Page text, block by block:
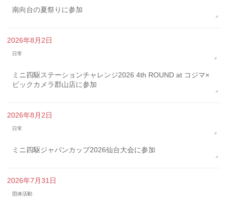
南向台の夏祭りに参加
2026年8月2日
日常
ミニ四駆ステーションチャレンジ2026 4th ROUND at コジマ×
ビックカメラ郡山店に参加
2026年8月2日
日常
ミニ四駆ジャパンカップ2026仙台大会に参加
2026年7月31日
団体活動